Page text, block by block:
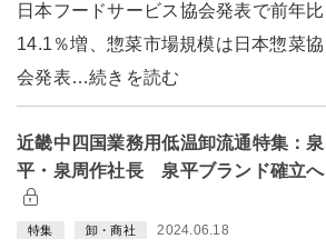
日本フードサービス協会発表で前年比
14.1％増、惣菜市場規模は日本惣菜協
会発表…続きを読む
近畿中四国業務用低温卸流通特集：泉
平・泉周作社長 泉平ブランド確立へ
特集 卸・商社 2024.06.18